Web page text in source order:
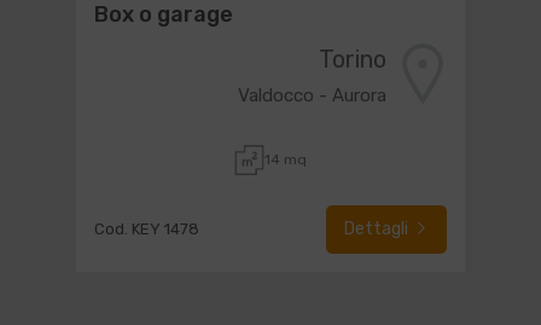
Box o garage
Torino
Valdocco - Aurora
14 mq
Cod. KEY 1478 Dettagli